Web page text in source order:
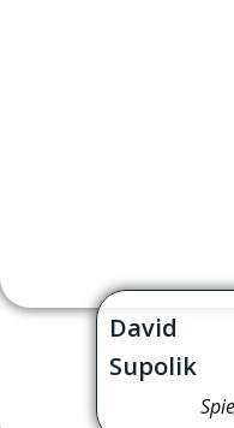
David
Supolik